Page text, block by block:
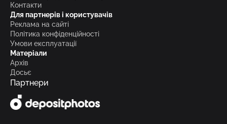
Контакти
Для партнерів і користувачів
Реклама на сайті
Політика конфіденційності
Умови експлуатації
Матеріали
Архів
Досьє
Партнери